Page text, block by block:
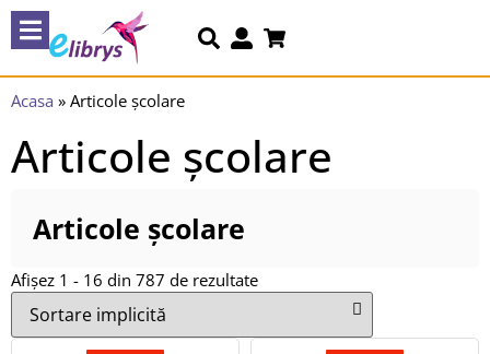
Acasa » Articole școlare
Articole școlare
Articole școlare
Afișez 1 - 16 din 787 de rezultate